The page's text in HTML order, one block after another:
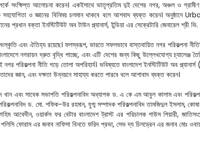
সংক্ষিপ্ত আলোচনা করেন। একইসাথে ভাতৃপ্রতিম দুই দেশের নগর, অঞ্চল ও গ্রামীণ
সহযোগিতা ও জ্ঞানের বিনিময় চলমান থাকবে বলে আশবাদ ব্যক্ত করেন।
ইনস্টিটিউট অব টাউন প্ল্যানার্স, ইন্ডিয়া এর সেক্রেটারি জেনারেল শ্রী ভি.
এবং ঐতিহ্য রয়েছে। ফলস্বরূপ, ভারতে সফলভাবে বাস্তবায়িত নগর পরিকল্পনা
নগরায়ন দ্রুত বৃদ্ধি পাচ্ছে, এবং এটি দেশের জন্য কিছু উল্লেখযোগ্য চ্যালেঞ্জ
নীতি গড়ে তোলা অপরিহার্য। ভবিষ্যতে বাংলাদেশ ইনস্টিটিউট অব
জ্ঞান, এবং দক্ষতা উন্নয়নে সাহায্য করতে পারবে বলে আশাবাদ ব্যক্ত করেন।
এবং সাবেক সভাপতি পরিকল্পনাবিদ অধ্যাপক ড. এ কে এম আবুল কালাম এবং
ড. মো. শফিক-উর রহমান, যুগ্ম সম্পাদক পরিকল্পনাবিদ তামজিদুল ইসলাম,
আবেদীন, ওয়ার্কস ফর বেটার বাংলাদেশ ট্রাস্ট এর পরিচালক গাউস পিয়ারী,
ফোরাম এর জনাব নাফিসা বিনতে ফরিদ প্রভা, সেভ দ্য চিলড্রেন এর জনাব মোঃ